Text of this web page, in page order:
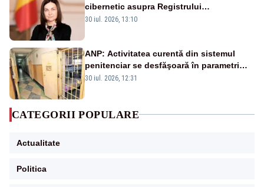
cibernetic asupra Registrului
Proprietăților transmite un semnal de
30 iul. 2026, 13:10
ANP: Activitatea curentă din sistemul
penitenciar se desfăşoară în parametri
normali
30 iul. 2026, 12:31
CATEGORII POPULARE
Actualitate
Politica